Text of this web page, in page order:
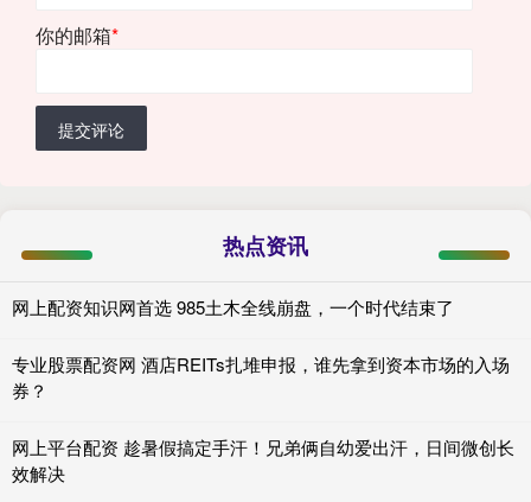
你的邮箱*
提交评论
热点资讯
网上配资知识网首选 985土木全线崩盘，一个时代结束了
专业股票配资网 酒店REITs扎堆申报，谁先拿到资本市场的入场
券？
网上平台配资 趁暑假搞定手汗！兄弟俩自幼爱出汗，日间微创长
效解决